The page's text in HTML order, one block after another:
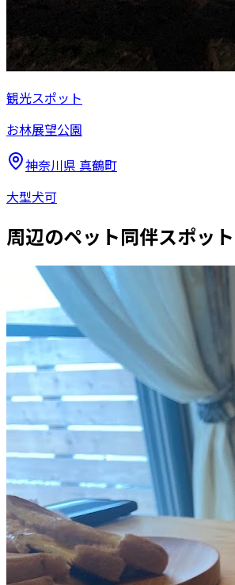
観光スポット
お林展望公園
神奈川県 真鶴町
大型犬可
周辺のペット同伴スポット